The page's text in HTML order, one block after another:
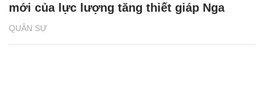
QUÂN SỰ
mới của lực lượng tăng thiết giáp Nga